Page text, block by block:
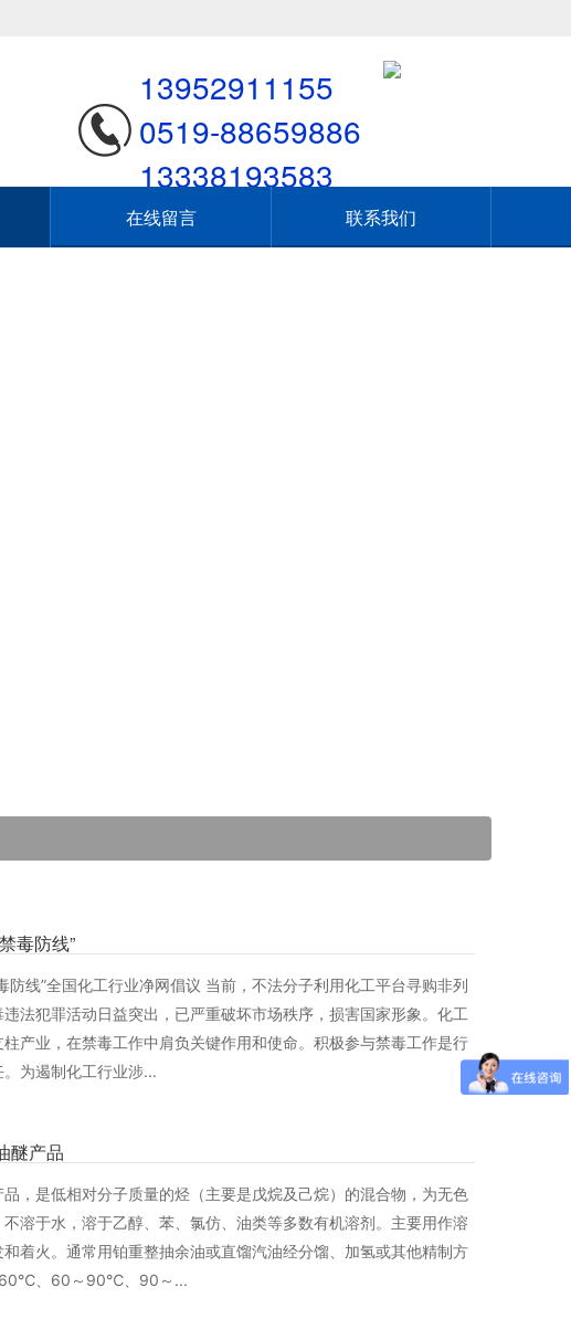
13952911155
0519-88659886
13338193583
在线留言 联系我们
毒防线”
防线”全国化工行业净网倡议 当前，不法分子利用化工平台寻购非列
法犯罪活动日益突出，已严重破坏市场秩序，损害国家形象。化工
产业，在禁毒工作中肩负关键作用和使命。积极参与禁毒工作是行
为遏制化工行业涉...
醚产品
，是低相对分子质量的烃（主要是戊烷及己烷）的混合物，为无色
溶于水，溶于乙醇、苯、氯仿、油类等多数有机溶剂。主要用作溶
着火。通常用铂重整抽余油或直馏汽油经分馏、加氢或其他精制方
60℃、60～90℃、90～...